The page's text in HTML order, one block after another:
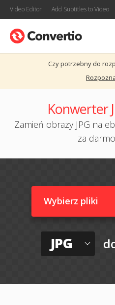
Video Editor Add Subtitles to Video
Czy potrzebny do
Konwerter
Zamień obrazy JPG na
za
Wybierz pliki
JPG